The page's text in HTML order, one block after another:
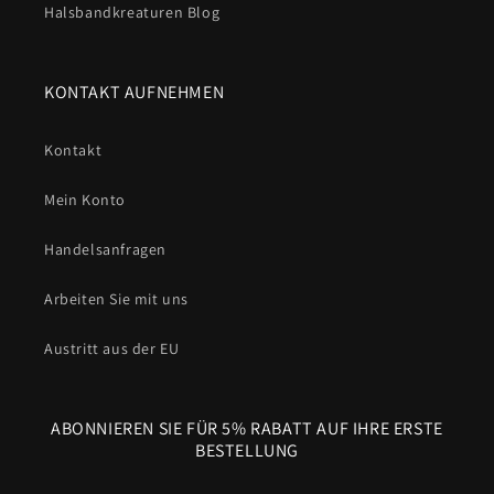
Rinse. Abwischen. Erledigt. Kein Geruch. Kein Durchnässen.
Kurz gesagt: Eine Hundeleine aus Biothane ist bei jedem
Kein Ausfransen
Halsbandkreaturen Blog
KONTAKT AUFNEHMEN
Kontakt
Mein Konto
Handelsanfragen
Arbeiten Sie mit uns
Austritt aus der EU
ABONNIEREN SIE FÜR 5% RABATT AUF IHRE ERSTE
BESTELLUNG